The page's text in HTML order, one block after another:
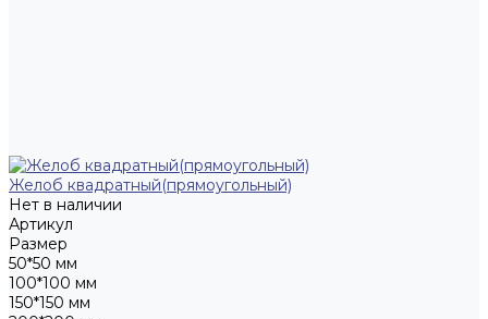
Желоб квадратный(прямоугольный)
Нет в наличии
Артикул
Размер
50*50 мм
100*100 мм
150*150 мм